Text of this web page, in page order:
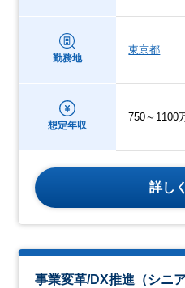
勤務地
東京都
想定年収
750～1100
詳し
事業変革/DX推進（シニ